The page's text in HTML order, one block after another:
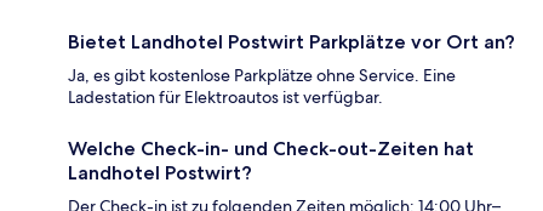
Bietet Landhotel Postwirt Parkplätze vor Ort an?
Ja, es gibt kostenlose Parkplätze ohne Service. Eine
Ladestation für Elektroautos ist verfügbar.
Welche Check-in- und Check-out-Zeiten hat
Landhotel Postwirt?
Der Check-in ist zu folgenden Zeiten möglich: 14:00 Uhr–